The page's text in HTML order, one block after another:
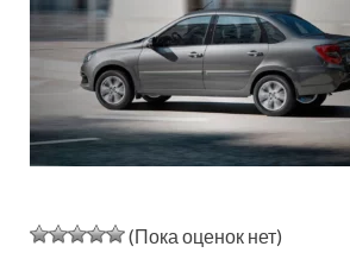
(Пока оценок нет)